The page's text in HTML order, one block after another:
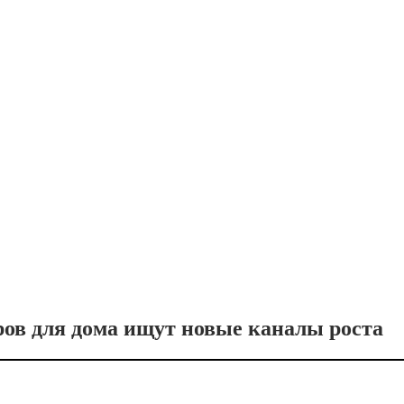
для дома ищут новые каналы роста